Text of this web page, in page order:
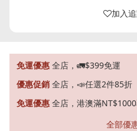
加入
免運優惠 全店，🚛$399免運
優惠促銷 全店，📣任選2件85折
免運優惠 全店，港澳滿
全部優